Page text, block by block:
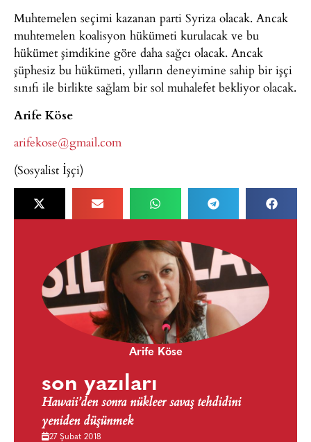
Muhtemelen seçimi kazanan parti Syriza olacak. Ancak
muhtemelen koalisyon hükümeti kurulacak ve bu
hükümet şimdikine göre daha sağcı olacak. Ancak
şüphesiz bu hükümeti, yılların deneyimine sahip bir işçi
sınıfı ile birlikte sağlam bir sol muhalefet bekliyor olacak.
Arife Köse
arifekose@gmail.com
(Sosyalist İşçi)
Arife Köse
son yazıları
Hawaii’den sonra nükleer savaş tehdidini
yeniden düşünmek
27 Şubat 2018